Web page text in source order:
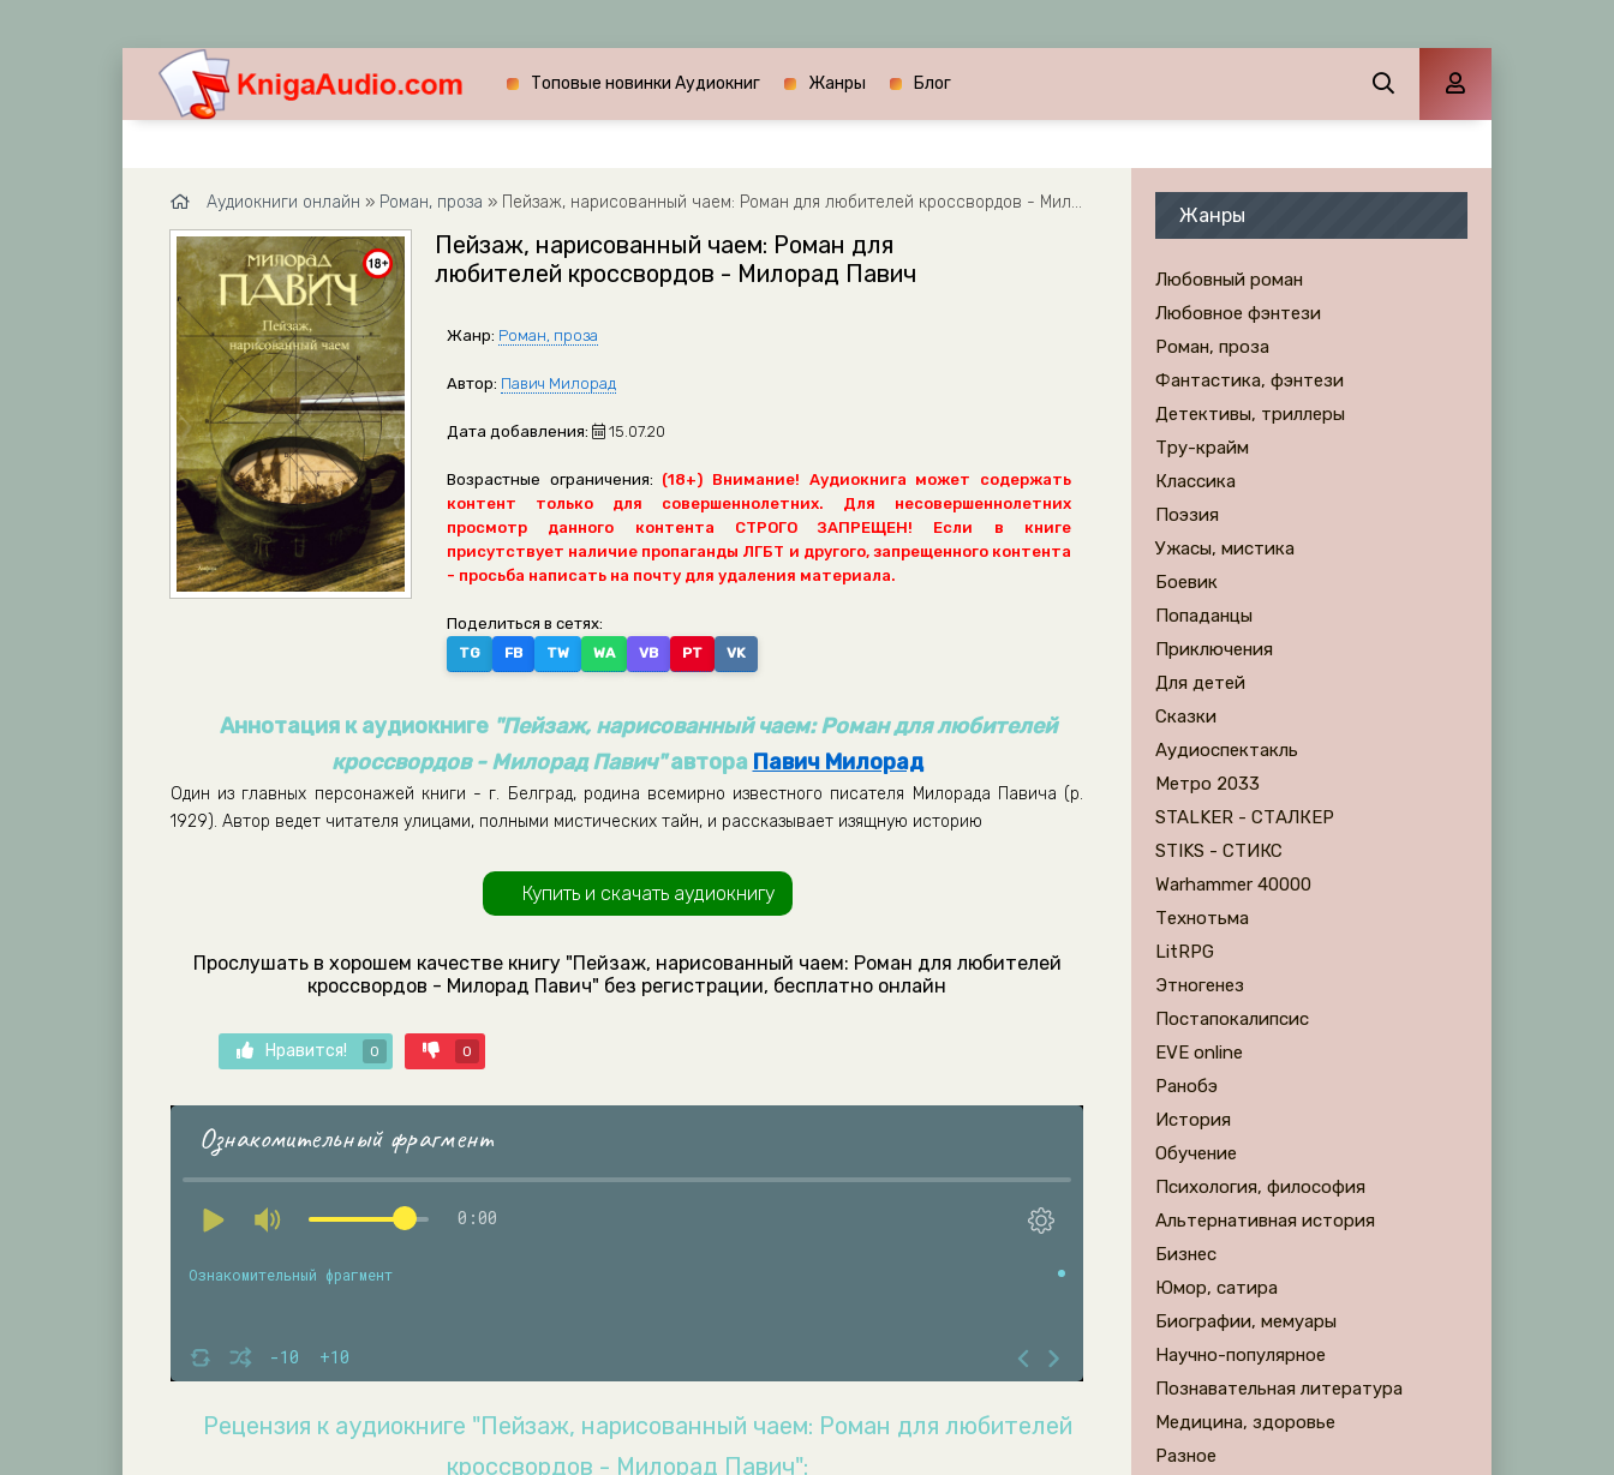
Топовые новинки Аудиокниг Жанры Блог
Аудиокниги онлайн » Роман, проза » Пейзаж, нарисованный чаем: Роман для любителей кроссвордов - Милорад Павич
Пейзаж, нарисованный чаем: Роман для
любителей кроссвордов - Милорад Павич
Жанр: Роман, проза
Автор: Павич Милорад
Дата добавления: 15.07.20
Возрастные ограничения: (18+) Внимание! Аудиокнига может содержать
контент только для совершеннолетних. Для несовершеннолетних
просмотр данного контента СТРОГО ЗАПРЕЩЕН! Если в книге
присутствует наличие пропаганды ЛГБТ и другого, запрещенного контента
- просьба написать на почту для удаления материала.
Поделиться в сетях:
TG FB TW WA VB PT VK
Аннотация к аудиокниге "Пейзаж, нарисованный чаем: Роман для любителей
кроссвордов - Милорад Павич"автора Павич Милорад
Один из главных персонажей книги - г. Белград, родина всемирно известного писателя Милорада Павича (р.
1929). Автор ведет читателя улицами, полными мистических тайн, и рассказывает изящную историю
Купить и скачать аудиокнигу
Прослушать в хорошем качестве книгу "Пейзаж, нарисованный чаем: Роман для любителей
кроссвордов - Милорад Павич" без регистрации, бесплатно онлайн
Нравится! 0 0
Ознакомительный фрагмент
0:00
-10 +10
Ознакомительный фрагмент
Рецензия к аудиокниге "Пейзаж, нарисованный чаем: Роман для любителей
кроссвордов - Милорад Павич":
Жанры
Любовный роман
Любовное фэнтези
Роман, проза
Фантастика, фэнтези
Детективы, триллеры
Тру-крайм
Классика
Поэзия
Ужасы, мистика
Боевик
Попаданцы
Приключения
Для детей
Сказки
Аудиоспектакль
Метро 2033
STALKER - СТАЛКЕР
STIKS - СТИКС
Warhammer 40000
Технотьма
LitRPG
Этногенез
Постапокалипсис
EVE online
Ранобэ
История
Обучение
Психология, философия
Альтернативная история
Бизнес
Юмор, сатира
Биографии, мемуары
Научно-популярное
Познавательная литература
Медицина, здоровье
Разное